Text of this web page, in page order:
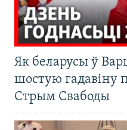
Як беларусы ў
шостую гадавіну
Стрым Свабоды